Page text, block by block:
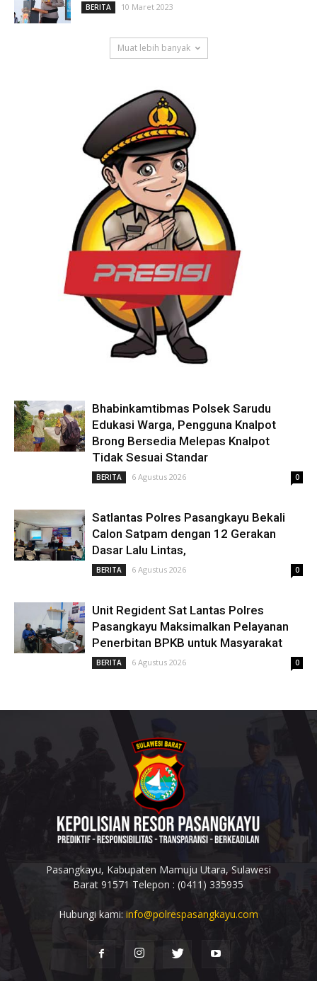
BERITA 10 Maret 2023
Muat lebih banyak
Bhabinkamtibmas Polsek Sarudu
Edukasi Warga, Pengguna Knalpot
Brong Bersedia Melepas Knalpot
Tidak Sesuai Standar
BERITA 6 Agustus 2026 0
Satlantas Polres Pasangkayu Bekali
Calon Satpam dengan 12 Gerakan
Dasar Lalu Lintas,
BERITA 6 Agustus 2026 0
Unit Regident Sat Lantas Polres
Pasangkayu Maksimalkan Pelayanan
Penerbitan BPKB untuk Masyarakat
BERITA 6 Agustus 2026 0
Pasangkayu, Kabupaten Mamuju Utara, Sulawesi
Barat 91571 Telepon : (0411) 335935
Hubungi kami: info@polrespasangkayu.com